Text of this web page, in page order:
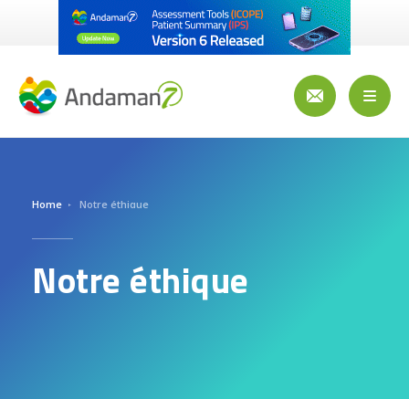
Home Notre éthique
Notre éthique